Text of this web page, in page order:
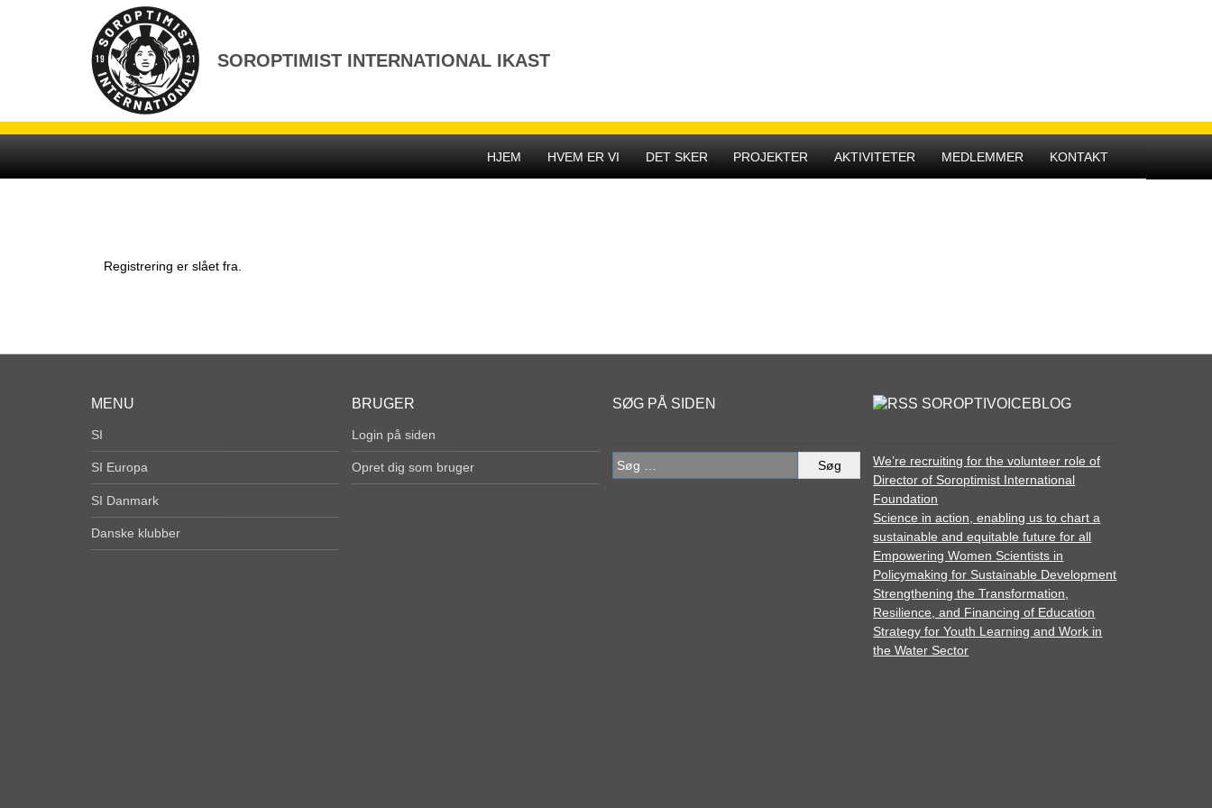
SOROPTIMIST INTERNATIONAL IKAST
HJEM
HVEM ER VI DET SKER PROJEKTER AKTIVITETER MEDLEMMER KONTAKT
Registrering er slået fra.
MENU
SI
SI Europa
SI Danmark
Danske klubber
BRUGER
Login på siden
Opret dig som bruger
SØG PÅ SIDEN
Søg
efter:
SOROPTIVOICEBLOG
We’re recruiting for the volunteer role of
Director of Soroptimist International
Foundation
Science in action, enabling us to chart a
sustainable and equitable future for all
Empowering Women Scientists in
Policymaking for Sustainable Development
Strengthening the Transformation,
Resilience, and Financing of Education
Strategy for Youth Learning and Work in
the Water Sector